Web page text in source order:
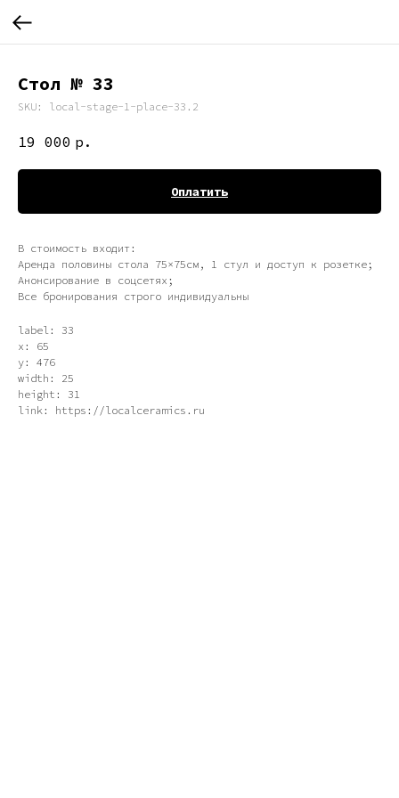
Стол № 33
SKU: local-stage-1-place-33.2
19 000 р.
Оплатить
В стоимость входит:
Аренда половины стола 75×75см, 1 стул и доступ к розетке;
Анонсирование в соцсетях;
Все бронирования строго индивидуальны
label: 33
x: 65
y: 476
width: 25
height: 31
link: https://localceramics.ru